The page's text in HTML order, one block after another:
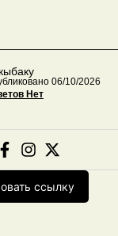
06/10/2026
Нет
ссылку